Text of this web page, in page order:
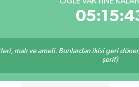
malı ve ameli. Bunlardan ikisi geri
şerif)